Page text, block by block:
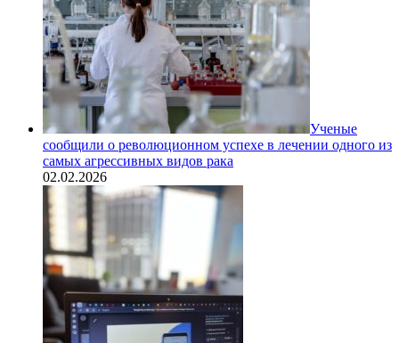
Ученые
сообщили о революционном успехе в лечении одного из
самых агрессивных видов рака
02.02.2026